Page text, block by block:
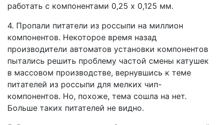
работать с компонентами 0,25 х 0,125 мм.
4. Пропали питатели из россыпи на миллион
компонентов. Некоторое время назад
производители автоматов установки компонентов
пытались решить проблему частой смены катушек
в массовом производстве, вернувшись к теме
питателей из россыпи для мелких чип-
компонентов. Но, похоже, тема сошла на нет.
Больше таких питателей не видно.